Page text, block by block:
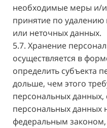
необходимые меры и/
принятие по
или неточных данных.
5.7. Хранение
осуществляется в
определить субъекта
дольше, чем этого
персональных данных,
персональных данных
федеральным